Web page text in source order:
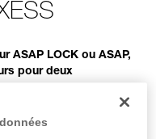
ASAP LOCK ou ASAP,
pour deux
difficile,